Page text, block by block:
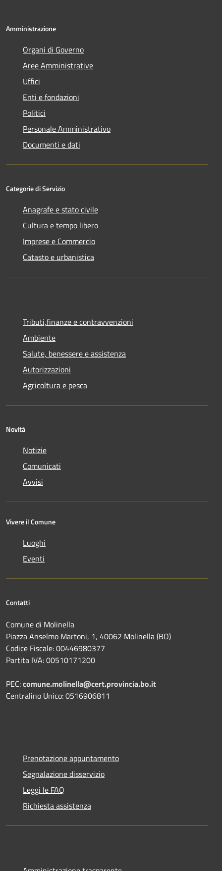
Amministrazione
Organi di Governo
Aree Amministrative
Uffici
Enti e fondazioni
Politici
Personale Amministrativo
Documenti e dati
Categorie di Servizio
Anagrafe e stato civile
Cultura e tempo libero
Imprese e Commercio
Catasto e urbanistica
Tributi,finanze e contravvenzioni
Ambiente
Salute, benessere e assistenza
Autorizzazioni
Agricoltura e pesca
Novità
Notizie
Comunicati
Avvisi
Vivere il Comune
Luoghi
Eventi
Contatti
Comune di Molinella
Piazza Anselmo Martoni, 1, 40062 Molinella (BO)
Codice Fiscale: 00446980377
Partita IVA: 00510171200
PEC:comune.molinella@cert.provincia.bo.it
Centralino Unico: 0516906811
Prenotazione appuntamento
Segnalazione disservizio
Leggi le FAQ
Richiesta assistenza